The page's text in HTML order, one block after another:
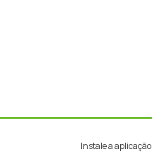
Instale a aplicação